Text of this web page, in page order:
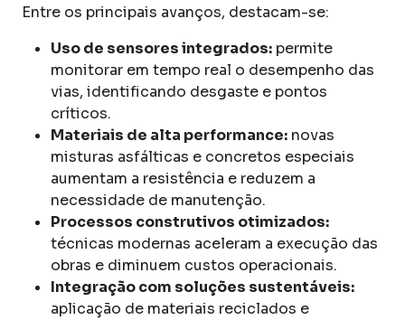
Entre os principais avanços, destacam-se:
Uso de sensores integrados: permite
monitorar em tempo real o desempenho das
vias, identificando desgaste e pontos
críticos.
Materiais de alta performance: novas
misturas asfálticas e concretos especiais
aumentam a resistência e reduzem a
necessidade de manutenção.
Processos construtivos otimizados:
técnicas modernas aceleram a execução das
obras e diminuem custos operacionais.
Integração com soluções sustentáveis:
aplicação de materiais reciclados e